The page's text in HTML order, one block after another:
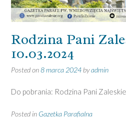
Rodzina Pani
10.03.2024
Posted on8 marca 2024 byadmin
Do pobrania: Rodzina Pani
Posted in Gazetka Parafialna